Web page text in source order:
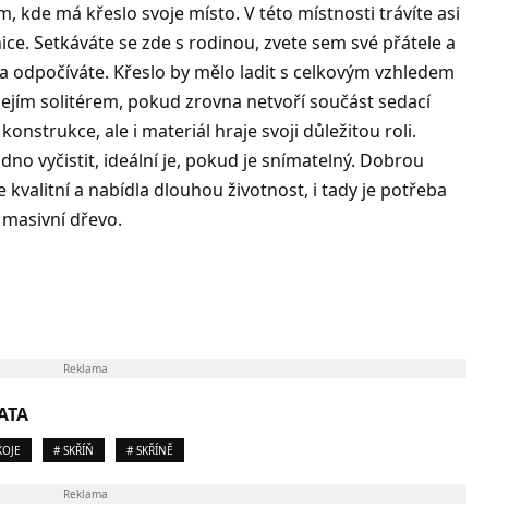
kde má křeslo svoje místo. V této místnosti trávíte asi
Setkáváte se zde s rodinou, zvete sem své přátele a
odpočíváte. Křeslo by mělo ladit s celkovým vzhledem
solitérem, pokud zrovna netvoří součást sedací
ale i materiál hraje svoji důležitou roli.
vyčistit, ideální je, pokud je snímatelný. Dobrou
kvalitní a nabídla dlouhou životnost, i tady je potřeba
dřevo.
Reklama
# SKŘÍŇ # SKŘÍNĚ
Reklama